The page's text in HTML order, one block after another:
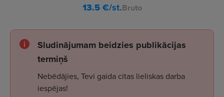
13.5€/st.Bruto
Sludinājumam beidzies publikācijas
termiņš
Nebēdājies, Tevi gaida citas lieliskas darba
iespējas!